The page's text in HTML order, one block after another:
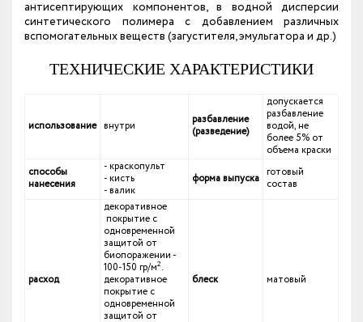
антисептирующих компонентов, в водной дисперсии
синтетического полимера с добавлением различных
вспомогательных веществ (загустителя, эмульгатора и др.)
ТЕХНИЧЕСКИЕ ХАРАКТЕРИСТИКИ
использование внутри
разбавление
(разведение)
допускается
разбавление
водой, не
более 5% от
объема краски
способы
нанесения
- краскопульт
- кисть
- валик
форма выпуска
готовый
состав
расход
декоративное
покрытие с
одновременной
защитой от
биопоражении -
100-150 гр/м2.
декоративное
покрытие с
одновременной
защитой от
блеск матовый